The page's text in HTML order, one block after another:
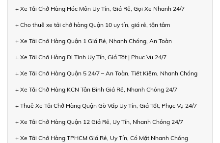
+ Xe Tải Chở Hàng Hóc Môn Uy Tín, Giá Rẻ, Gọi Xe Nhanh 24/7
+ Cho thuê xe tải chở hàng Quận 10 uy tín, giá rẻ, tận tâm
+ Xe Tải Chở Hàng Quận 1 Giá Rẻ, Nhanh Chóng, An Toàn
+ Xe Tải Chở Hàng Đi Tỉnh Uy Tín, Giá Tốt | Phục Vụ 24/7
+ Xe Tải Chở Hàng Quận 5 24/7 – An Toàn, Tiết Kiệm, Nhanh Chóng
+ Xe Tải Chở Hàng KCN Tân Bình Giá Rẻ, Nhanh Chóng 24/7
+ Thuê Xe Tải Chở Hàng Quận Gò Vấp Uy Tín, Giá Tốt, Phục Vụ 24/7
+ Xe Tải Chở Hàng Quận 12 Giá Rẻ, Uy Tín, Nhanh Chóng 24/7
+ Xe Tải Chở Hàng TPHCM Giá Rẻ, Uy Tín, Có Mặt Nhanh Chóng